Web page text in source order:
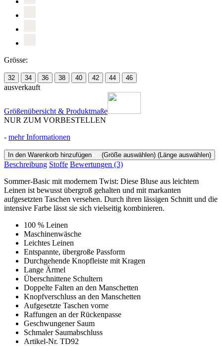
Grösse:
32 34 36 38 40 42 44 46
ausverkauft
Größenübersicht & Produktmaße
NUR ZUM VORBESTELLEN
- mehr Informationen
In den Warenkorb hinzufügen (Größe auswählen) (Länge auswählen)
Beschreibung Stoffe Bewertungen (3)
Sommer-Basic mit modernem Twist: Diese Bluse aus leichtem
Leinen ist bewusst übergroß gehalten und mit markanten
aufgesetzten Taschen versehen. Durch ihren lässigen Schnitt und die
intensive Farbe lässt sie sich vielseitig kombinieren.
100 % Leinen
Maschinenwäsche
Leichtes Leinen
Entspannte, übergroße Passform
Durchgehende Knopfleiste mit Kragen
Lange Ärmel
Überschnittene Schultern
Doppelte Falten an den Manschetten
Knopfverschluss an den Manschetten
Aufgesetzte Taschen vorne
Raffungen an der Rückenpasse
Geschwungener Saum
Schmaler Saumabschluss
Artikel-Nr. TD92